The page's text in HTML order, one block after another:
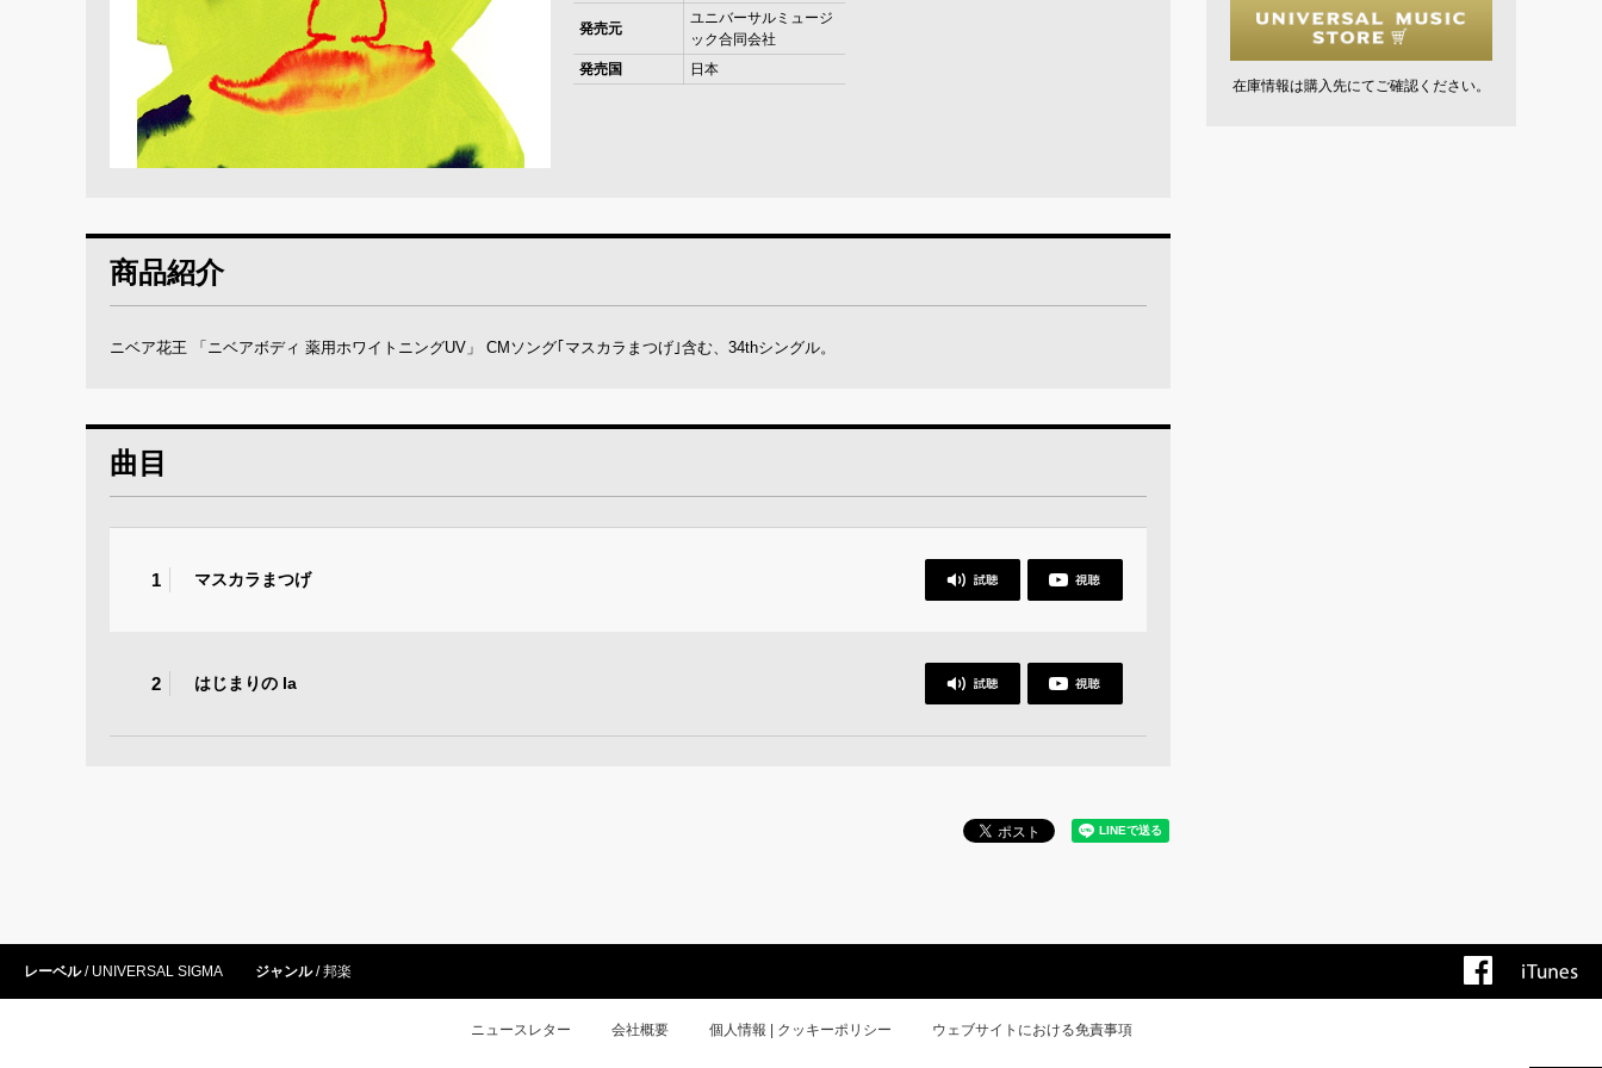
発売元
ユニバーサルミュージ
ック合同会社
発売国
日本
商品紹介
ニベア花王 「ニベアボディ 薬用ホワイトニングUV」 CMソング｢マスカラまつげ｣含む、34thシングル。
曲目
1 マスカラまつげ
2 はじまりの la
在庫情報は購入先にてご確認ください。
レーベル UNIVERSAL SIGMA ジャンル 邦楽
ニュースレター 会社概要 個人情報 | クッキーポリシー ウェブサイトにおける免責事項